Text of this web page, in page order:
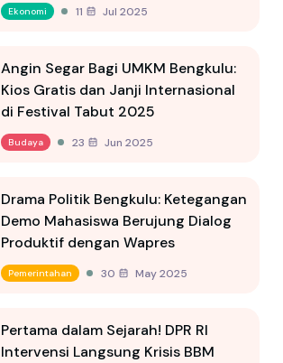
Ekonomi 11 Jul 2025
Angin Segar Bagi UMKM Bengkulu:
Kios Gratis dan Janji Internasional
di Festival Tabut 2025
Budaya 23 Jun 2025
Drama Politik Bengkulu: Ketegangan
Demo Mahasiswa Berujung Dialog
Produktif dengan Wapres
Pemerintahan 30 May 2025
Pertama dalam Sejarah! DPR RI
Intervensi Langsung Krisis BBM